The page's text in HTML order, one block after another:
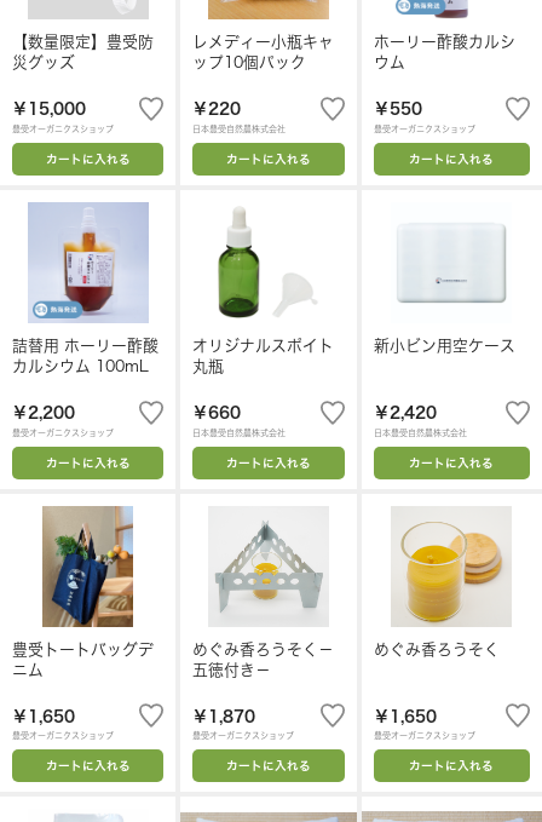
【数量限定】豊受防
災グッズ
￥15,000
豊受オーガニクスショップ
カートに入れる
レメディー小瓶キャ
ップ10個パック
￥220
日本豊受自然農株式会社
カートに入れる
ホーリー酢酸カルシ
ウム
￥550
豊受オーガニクスショップ
カートに入れる
詰替用 ホーリー酢酸
カルシウム 100mL
￥2,200
豊受オーガニクスショップ
カートに入れる
オリジナルスポイト
丸瓶
￥660
日本豊受自然農株式会社
カートに入れる
新小ビン用空ケース
￥2,420
日本豊受自然農株式会社
カートに入れる
豊受トートバッグデ
ニム
￥1,650
豊受オーガニクスショップ
カートに入れる
めぐみ香ろうそく－
五徳付き－
￥1,870
豊受オーガニクスショップ
カートに入れる
めぐみ香ろうそく
￥1,650
豊受オーガニクスショップ
カートに入れる